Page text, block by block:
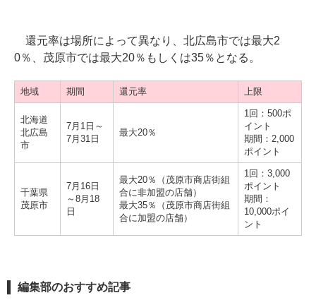
還元率は場所によって異なり、北広島市では最大2
0％、茂原市では最大20％もしくは35％となる。
地域 期間 還元率 上限
北海道
北広島
市
7月1日～
7月31日
最大20％
1回：500ポ
イント
期間：2,000
ポイント
千葉県
茂原市
7月16日
～8月18
日
最大20％（茂原市商店街組
合に非加盟の店舗）
最大35％（茂原市商店街組
合に加盟の店舗）
1回：3,000
ポイント
期間：
10,000ポイ
ント
編集部のおすすめ記事